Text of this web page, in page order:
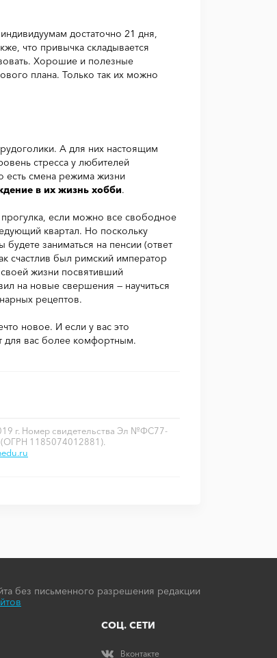
достаточно 21 дня,
что привычка складывается
Хорошие и полезные
плана. Только так их можно
А для них настоящим
стресса у любителей
есть смена режима жизни
в их жизнь хобби.
если можно все свободное
квартал. Но поскольку
заниматься на пенсии (ответ
счастлив был римский император
жизни посвятивший
на новые свершения — научиться
рецептов.
новое. И если у вас это
для вас более комфортным.
г. Номер свидетельства Эл №ФС77-
1185074012881).
без письменного разрешения редакции
СОЦ. СЕТИ
Вконтакте